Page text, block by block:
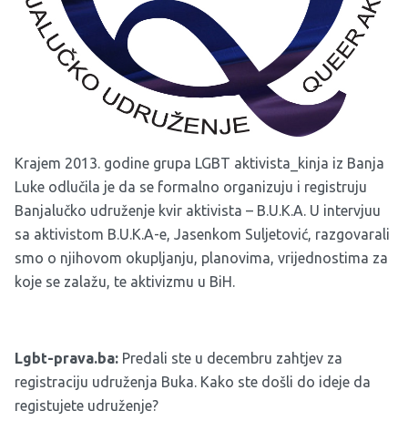
Krajem 2013. godine grupa LGBT aktivista_kinja iz Banja
Luke odlučila je da se formalno organizuju i registruju
Banjalučko udruženje kvir aktivista – B.U.K.A. U intervjuu
sa aktivistom B.U.K.A-e, Jasenkom Suljetović, razgovarali
smo o njihovom okupljanju, planovima, vrijednostima za
koje se zalažu, te aktivizmu u BiH.
Lgbt-prava.ba: Predali ste u decembru zahtjev za
registraciju udruženja Buka. Kako ste došli do ideje da
registujete udruženje?